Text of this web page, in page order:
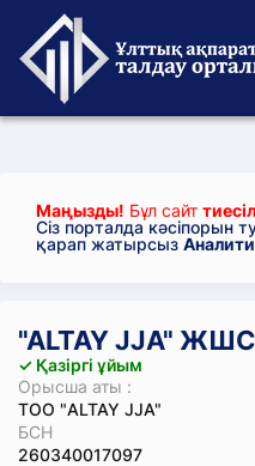
Маңызды! Бұл сайт
Сіз порталда кәсіпорын
қарап жатырсыз
"ALTAY JJА" ЖШС
✓ Қазіргі ұйым
Орысша аты :
ТОО "ALTAY JJА"
БСН
260340017097